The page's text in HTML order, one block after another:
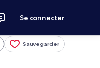
Se connecter
Sauvegarder